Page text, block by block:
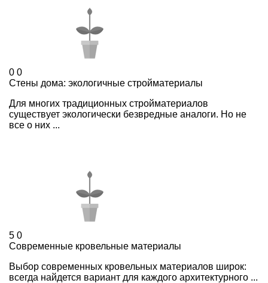
0 0
Стены дома: экологичные стройматериалы
Для многих традиционных стройматериалов
существует экологически безвредные аналоги. Но не
все о них ...
5 0
Современные кровельные материалы
Выбор современных кровельных материалов широк:
всегда найдется вариант для каждого архитектурного ...